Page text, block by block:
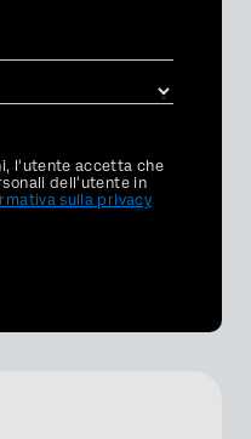
l'utente accetta che
dell'utente in
sulla privacy